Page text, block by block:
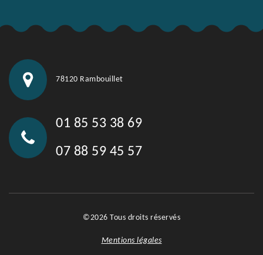
78120 Rambouillet
01 85 53 38 69
07 88 59 45 57
©2026 Tous droits réservés
Mentions légales